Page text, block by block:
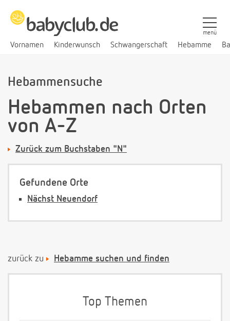
Vornamen Kinderwunsch Schwangerschaft Hebamme
menü
Hebammensuche
Hebammen nach Orten
von A-Z
Zurück zum Buchstaben "N"
Gefundene Orte
Nächst Neuendorf
zurück zu Hebamme suchen und finden
Top Themen